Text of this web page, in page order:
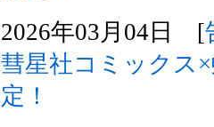
2026年03月04日 [
彗星社コミックス
定！